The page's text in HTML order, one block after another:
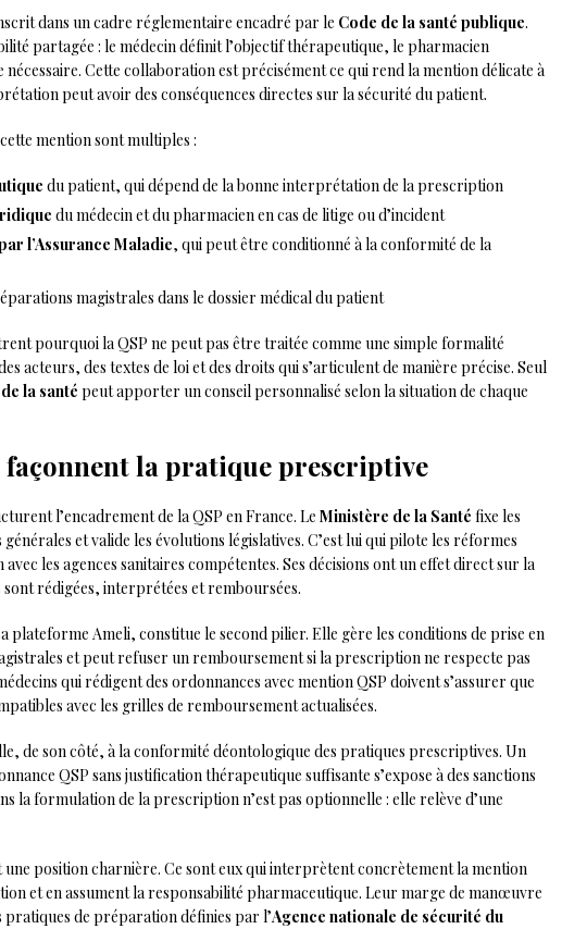
dans un cadre réglementaire encadré par le Code de la santé publique.
partagée : le médecin définit l’objectif thérapeutique, le pharmacien
Cette collaboration est précisément ce qui rend la mention délicate à
peut avoir des conséquences directes sur la sécurité du patient.
mention sont multiples :
du patient, qui dépend de la bonne interprétation de la prescription
du médecin et du pharmacien en cas de litige ou d’incident
l’Assurance Maladie, qui peut être conditionné à la conformité de la
magistrales dans le dossier médical du patient
pourquoi la QSP ne peut pas être traitée comme une simple formalité
acteurs, des textes de loi et des droits qui s’articulent de manière précise. Seul
la santé peut apporter un conseil personnalisé selon la situation de chaque
façonnent la pratique prescriptive
l’encadrement de la QSP en France. Le Ministère de la Santé fixe les
et valide les évolutions législatives. C’est lui qui pilote les réformes
les agences sanitaires compétentes. Ses décisions ont un effet direct sur la
rédigées, interprétées et remboursées.
plateforme Ameli, constitue le second pilier. Elle gère les conditions de prise en
et peut refuser un remboursement si la prescription ne respecte pas
qui rédigent des ordonnances avec mention QSP doivent s’assurer que
avec les grilles de remboursement actualisées.
de son côté, à la conformité déontologique des pratiques prescriptives. Un
QSP sans justification thérapeutique suffisante s’expose à des sanctions
la formulation de la prescription n’est pas optionnelle : elle relève d’une
une position charnière. Ce sont eux qui interprètent concrètement la mention
et en assument la responsabilité pharmaceutique. Leur marge de manœuvre
pratiques de préparation définies par l’Agence nationale de sécurité du